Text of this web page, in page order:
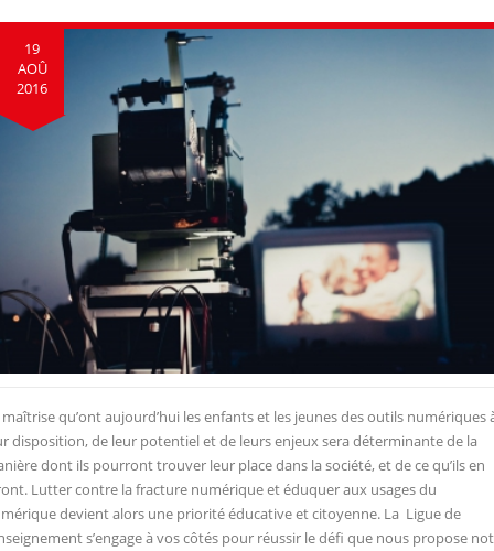
19
AOÛ
2016
maîtrise qu’ont aujourd’hui les enfants et les jeunes des outils numériques
disposition, de leur potentiel et de leurs enjeux sera déterminante de la
dont ils pourront trouver leur place dans la société, et de ce qu’ils en
Lutter contre la fracture numérique et éduquer aux usages du
devient alors une priorité éducative et citoyenne. La Ligue de
s’engage à vos côtés pour réussir le défi que nous propose